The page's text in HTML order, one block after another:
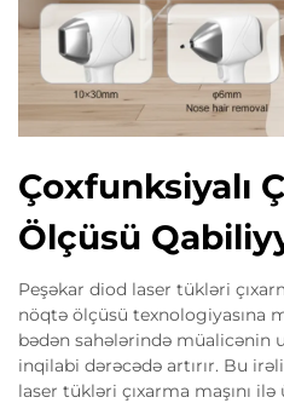
Çoxfunksiyalı
Ölçüsü
Peşəkar diod laser tükləri
nöqtə ölçüsü texnologiyasına
bədən sahələrində müalicənin
inqilabi dərəcədə artırır. Bu
laser tükləri çıxarma maşını